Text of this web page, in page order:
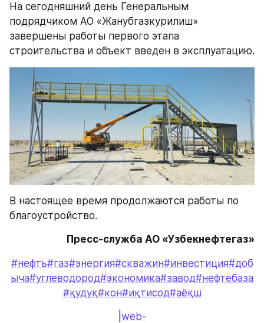
На сегодняшний день Генеральным
подрядчиком АО «Жанубгазкурилиш»
завершены работы первого этапа
строительства и объект введен в эксплуатацию.
В настоящее время продолжаются работы по
благоустройство.
Пресс-служба АО «Узбекнефтегаз»
#нефть#газ#энергия#скважин#инвестиция#доб
ыча#углеводород#экономика#завод#нефтебаза
#қудуқ#кон#иқтисод#аёқш
web-